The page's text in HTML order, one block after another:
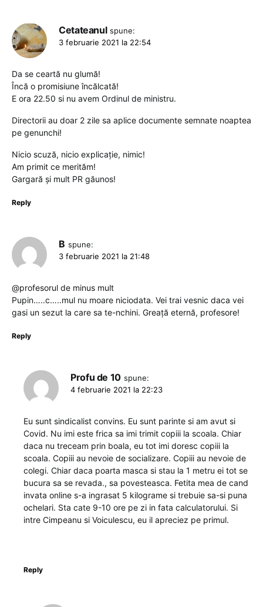
Cetateanul spune:
3 februarie 2021 la 22:54
Da se ceartă nu glumă!
Încă o promisiune încălcată!
E ora 22.50 si nu avem Ordinul de ministru.
Directorii au doar 2 zile sa aplice documente semnate noaptea
pe genunchi!
Nicio scuză, nicio explicație, nimic!
Am primit ce merităm!
Gargară și mult PR găunos!
Reply
B spune:
3 februarie 2021 la 21:48
@profesorul de minus mult
Pupin…..c…..mul nu moare niciodata. Vei trai vesnic daca vei
gasi un sezut la care sa te-nchini. Greață eternă, profesore!
Reply
Profu de 10 spune:
4 februarie 2021 la 22:23
Eu sunt sindicalist convins. Eu sunt parinte si am avut si
Covid. Nu imi este frica sa imi trimit copiii la scoala. Chiar
daca nu treceam prin boala, eu tot imi doresc copiii la
scoala. Copiii au nevoie de socializare. Copiii au nevoie de
colegi. Chiar daca poarta masca si stau la 1 metru ei tot se
bucura sa se revada., sa povesteasca. Fetita mea de cand
invata online s-a ingrasat 5 kilograme si trebuie sa-si puna
ochelari. Sta cate 9-10 ore pe zi in fata calculatorului. Si
intre Cimpeanu si Voiculescu, eu il apreciez pe primul.
Reply